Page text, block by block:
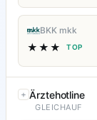
BKK mkk
★★★ TOP
Ärztehotline
GLEICHAUF